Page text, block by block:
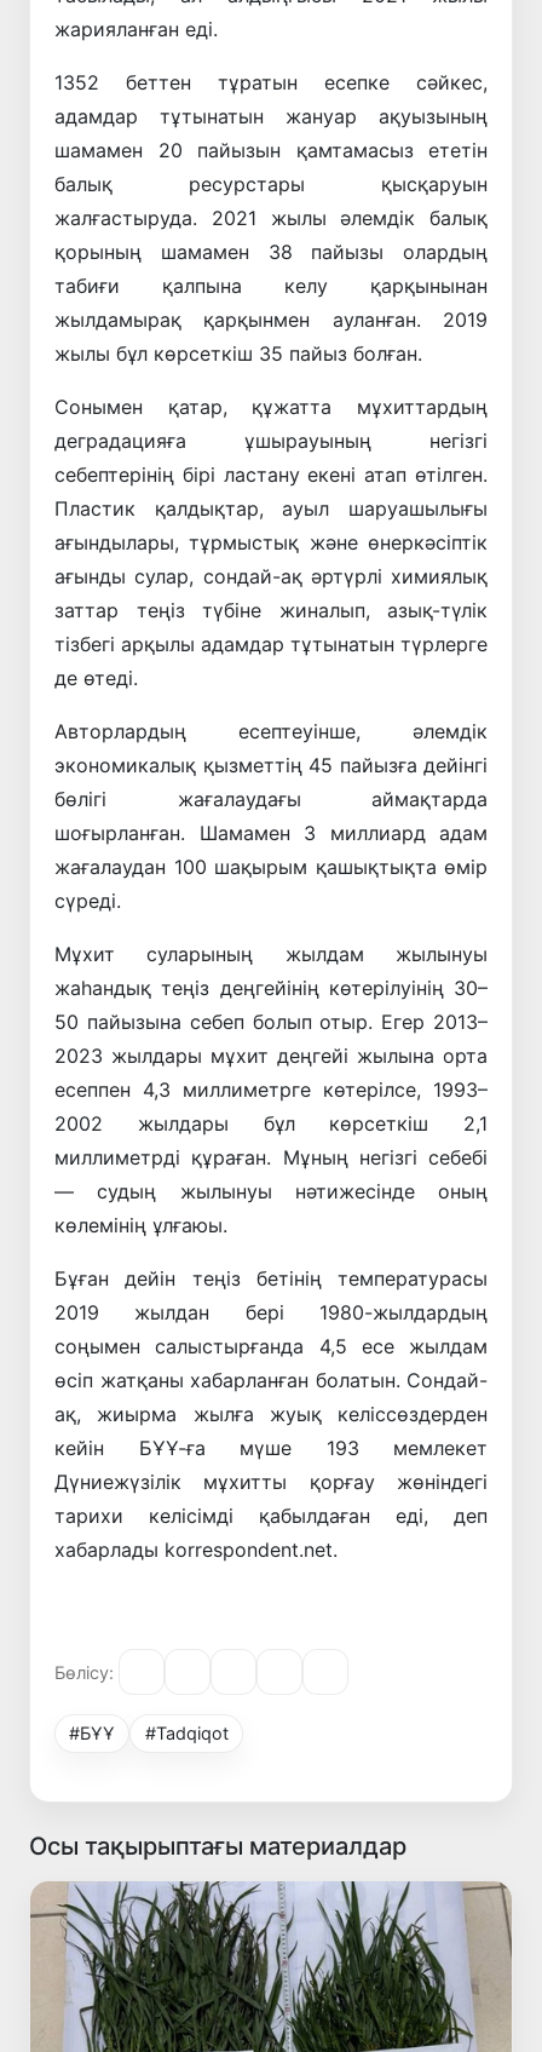
жарияланған еді.
1352 беттен тұратын есепке сәйкес,
адамдар тұтынатын жануар ақуызының
шамамен 20 пайызын қамтамасыз ететін
балық ресурстары қысқаруын
жалғастыруда. 2021 жылы әлемдік балық
қорының шамамен 38 пайызы олардың
табиғи қалпына келу қарқынынан
жылдамырақ қарқынмен ауланған. 2019
жылы бұл көрсеткіш 35 пайыз болған.
Сонымен қатар, құжатта мұхиттардың
деградацияға ұшырауының негізгі
себептерінің бірі ластану екені атап өтілген.
Пластик қалдықтар, ауыл шаруашылығы
ағындылары, тұрмыстық және өнеркәсіптік
ағынды сулар, сондай-ақ әртүрлі химиялық
заттар теңіз түбіне жиналып, азық-түлік
тізбегі арқылы адамдар тұтынатын түрлерге
де өтеді.
Авторлардың есептеуінше, әлемдік
экономикалық қызметтің 45 пайызға дейінгі
бөлігі жағалаудағы аймақтарда
шоғырланған. Шамамен 3 миллиард адам
жағалаудан 100 шақырым қашықтықта өмір
сүреді.
Мұхит суларының жылдам жылынуы
жаһандық теңіз деңгейінің көтерілуінің 30–
50 пайызына себеп болып отыр. Егер 2013–
2023 жылдары мұхит деңгейі жылына орта
есеппен 4,3 миллиметрге көтерілсе, 1993–
2002 жылдары бұл көрсеткіш 2,1
миллиметрді құраған. Мұның негізгі себебі
— судың жылынуы нәтижесінде оның
көлемінің ұлғаюы.
Бұған дейін теңіз бетінің температурасы
2019 жылдан бері 1980-жылдардың
соңымен салыстырғанда 4,5 есе жылдам
өсіп жатқаны хабарланған болатын. Сондай-
ақ, жиырма жылға жуық келіссөздерден
кейін БҰҰ-ға мүше 193 мемлекет
Дүниежүзілік мұхитты қорғау жөніндегі
тарихи келісімді қабылдаған еді, деп
хабарлады korrespondent.net.
Бөлісу:
#БҰҰ #Tadqiqot
Осы тақырыптағы материалдар